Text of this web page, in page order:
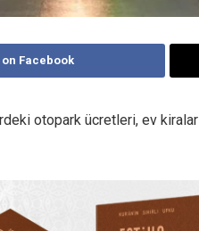
Facebook
otopark ücretleri, ev